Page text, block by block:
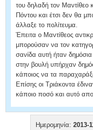
του δηλαδή τον Μαντίθεο
Πόντου και έτσι δεν θα
άλλαξε το πολίτευμα.
Έπειτα ο Μαντίθεος
μπορούσαν να τον
σανίδα αυτή ήταν
στην βουλή υπήρχαν
κάποιος να τα
Επίσης οι Τριάκοντα
κάποιο ποσό και αυτό
Ημερομηνία: 2013-